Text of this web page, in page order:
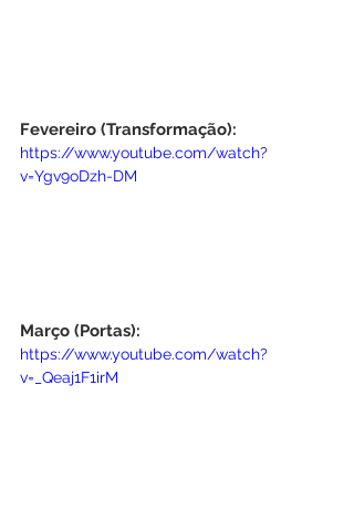
Fevereiro (Transformação):
https://www.youtube.com/watch?
v=Ygv9oDzh-DM
Março (Portas):
https://www.youtube.com/watch?
v=_Qeaj1F1irM